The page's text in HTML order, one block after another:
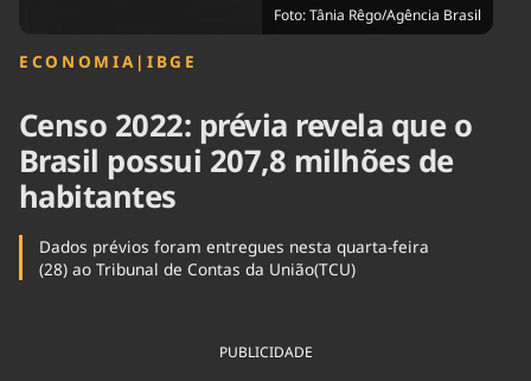
Foto: Tânia Rêgo/Agência Brasil
ECONOMIA | IBGE
Censo 2022: prévia revela que o
Brasil possui 207,8 milhões de
habitantes
Dados prévios foram entregues nesta quarta-feira
(28) ao Tribunal de Contas da União(TCU)
PUBLICIDADE